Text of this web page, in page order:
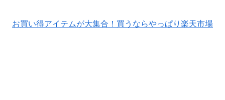
お買い得アイテムが大集合！買うならやっぱり楽天市場